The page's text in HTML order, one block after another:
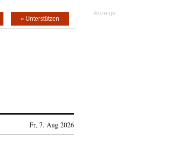
» Unterstützen
Fr, 7. Aug 2026